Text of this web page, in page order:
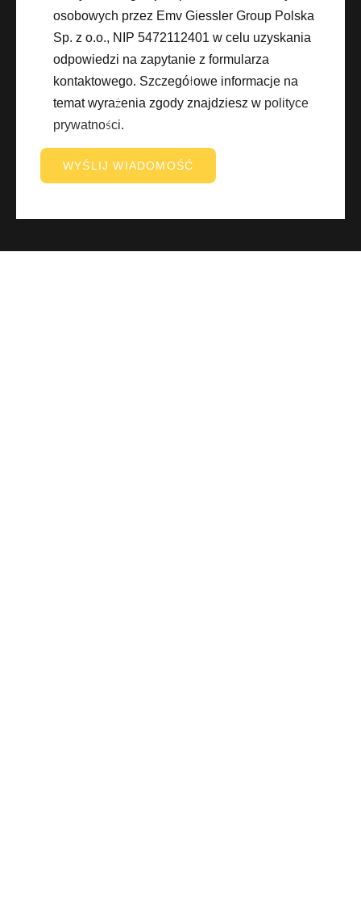
osobowych przez Emv Giessler Group Polska
Sp. z o.o., NIP 5472112401 w celu uzyskania
odpowiedzi na zapytanie z formularza
kontaktowego. Szczegółowe informacje na
temat wyrażenia zgody znajdziesz w polityce
prywatności.